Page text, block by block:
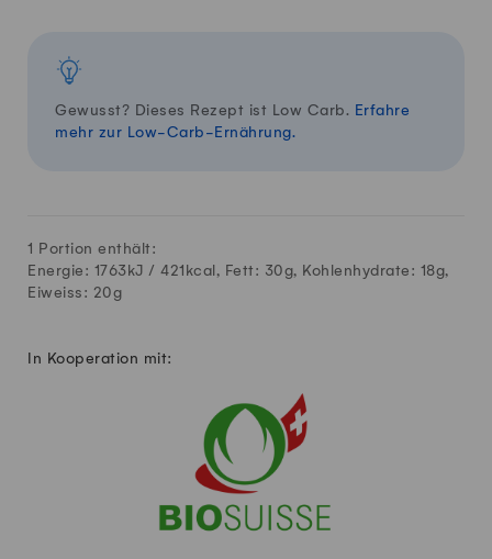
Gewusst? Dieses Rezept ist Low Carb. Erfahre
mehr zur Low-Carb-Ernährung.
1 Portion enthält:
Energie: 1763kJ / 421 kcal, Fett: 30g, Kohlenhydrate: 18g,
Eiweiss: 20g
In Kooperation mit: